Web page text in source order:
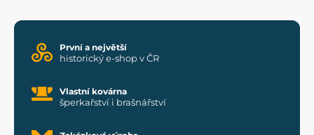
První a největší
historický e-shop v ČR
Vlastní kovárna
šperkařství i brašnářství